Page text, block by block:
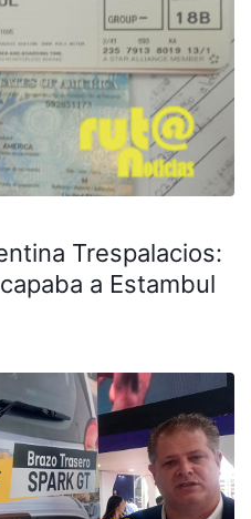
Trespalacios:
a Estambul